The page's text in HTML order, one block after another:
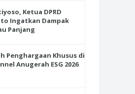
Ketua DPRD
Ingatkan Dampak
Panjang
Penghargaan Khusus di
Anugerah ESG 2026